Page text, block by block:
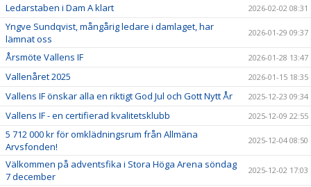
Ledarstaben i Dam A klart 2026-02-02 08:31
Yngve Sundqvist, mångårig ledare i damlaget, har
lämnat oss
2026-01-29 09:37
Årsmöte Vallens IF 2026-01-28 13:47
Vallenåret 2025 2026-01-15 18:35
Vallens IF önskar alla en riktigt God Jul och Gott Nytt År 2025-12-23 09:34
Vallens IF - en certifierad kvalitetsklubb 2025-12-09 22:55
5 712 000 kr för omklädningsrum från Allmäna
Arvsfonden!
2025-12-04 08:50
Välkommen på adventsfika i Stora Höga Arena söndag
7 december
2025-12-02 17:03